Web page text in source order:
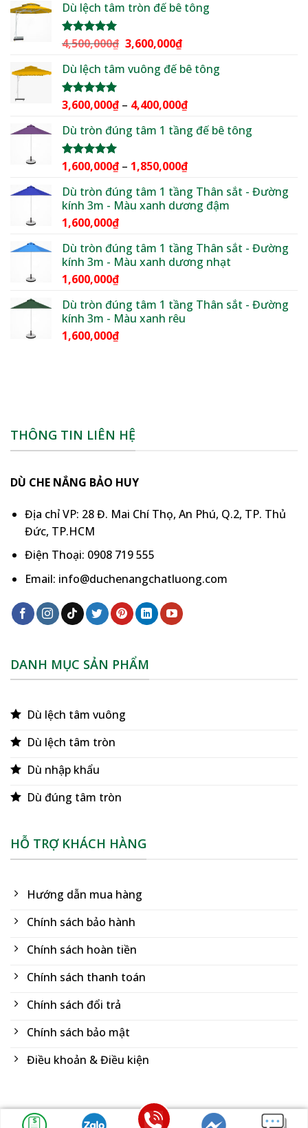
5 sao
từ
Dù lệch tâm tròn đế bê tông
Được xếp
5 sao
4,500,000₫ Giá
là:
3,600,000₫Giá
tại
3,600,000₫.
Dù lệch tâm vuông đế bê tông
Được xếp
5 sao
3,600,000₫ – 4,400,000₫Khoảng
từ
đến
Dù tròn đúng tâm 1 tầng đế bê tông
Được xếp
5 sao
1,600,000₫ – 1,850,000₫Khoảng
từ
1,600,000₫
Dù tròn đúng tâm 1 tầng Thân sắt - Đường
kính 3m - Màu xanh dương đậm
1,600,000₫
Dù tròn đúng tâm 1 tầng Thân sắt - Đường
kính 3m - Màu xanh dương nhạt
1,600,000₫
Dù tròn đúng tâm 1 tầng Thân sắt - Đường
kính 3m - Màu xanh rêu
1,600,000₫
THÔNG TIN LIÊN HỆ
DÙ CHE NẮNG BẢO HUY
Địa chỉ VP: 28 Đ. Mai Chí Thọ, An Phú, Q.2, TP. Thủ
Đức, TP.HCM
Điện Thoại: 0908 719 555
Email: info@duchenangchatluong.com
DANH MỤC SẢN PHẨM
Dù lệch tâm vuông
Dù lệch tâm tròn
Dù nhập khẩu
Dù đúng tâm tròn
HỖ TRỢ KHÁCH HÀNG
Hướng dẫn mua hàng
Chính sách bảo hành
Chính sách hoàn tiền
Chính sách thanh toán
Chính sách đổi trả
Chính sách bảo mật
Điều khoản & Điều kiện